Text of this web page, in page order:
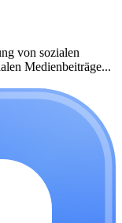
von sozialen
Medienbeiträge...